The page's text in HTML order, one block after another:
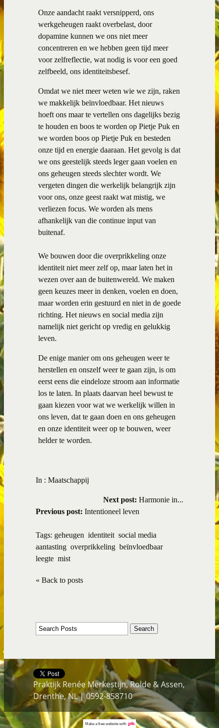
Onze aandacht raakt versnipperd, ons
werkgeheugen raakt overbelast, door
dopamine kunnen we ons niet meer
concentreren en we hebben geen tijd meer
voor zelfreflectie, wat nodig is voor een goed
zelfbeeld, ons identiteitsbesef.
Omdat we niet meer weten wie we zijn, raken
we makkelijk beïnvloedbaar. Het nieuws
hoeft ons maar te vertellen ons dagelijks bezig
te houden en boos te worden op Pietje Puk en
we worden boos op Pietje Puk en besteden
onze tijd en energie daaraan. Het gevolg is dat
we ons geestelijk steeds leger gaan voelen en
ons geheugen steeds slechter wordt. We
vergeten dingen die werkelijk belangrijk zijn
voor ons, onze geest raakt wat mistig, we
verliezen focus. We worden als mens
afhankelijk van die continue input van
buitenaf.
We bouwen door die overprikkeling onze
identiteit niet meer zelf op, maar laten het in
wezen over aan de buitenwereld. We maken
geen keuzes meer in denken, voelen en doen,
maar worden erin gestuurd en niet in de goede
richting. Het nieuws en social media zijn
namelijk niet gericht op vredig en gelukkig
leven.
De enige manier om ons geheugen weer te
herstellen en onszelf weer te gaan zijn, is om
eerst eens die eindeloze stroom aan informatie
los te laten. In plaats daarvan heel bewust te
gaan kiezen voor wat we werkelijk willen in
ons leven, dat te gaan doen en ons geheugen
en onze identiteit weer op te bouwen, weer
helder te worden.
In : Maatschappij
Next post: Harmonie in...
Previous post: Intentioneel leven
Tags: geheugen identiteit social media
aantasting overprikkeling beïnvloedbaar
leegte mist
« Back to posts
Praktijk Renée Merkestijn, Rolde & Assen,
Drenthe, NL | 0592-858710
Make a free websitewith